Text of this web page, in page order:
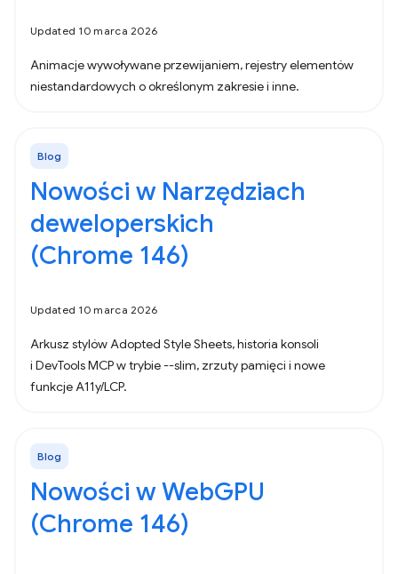
Updated 10 marca 2026
Animacje wywoływane przewijaniem, rejestry elementów
niestandardowych o określonym zakresie i inne.
Blog
Nowości w Narzędziach
deweloperskich
(Chrome 146)
Updated 10 marca 2026
Arkusz stylów Adopted Style Sheets, historia konsoli
i DevTools MCP w trybie --slim, zrzuty pamięci i nowe
funkcje A11y/LCP.
Blog
Nowości w WebGPU
(Chrome 146)